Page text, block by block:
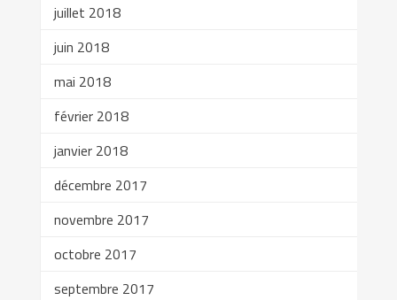
juillet 2018
juin 2018
mai 2018
février 2018
janvier 2018
décembre 2017
novembre 2017
octobre 2017
septembre 2017